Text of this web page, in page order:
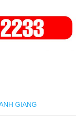
GIANG